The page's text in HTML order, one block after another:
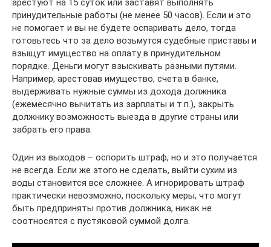
принудительные работы (не менее 50 часов). Если и это
не помогает и вы не будете оспаривать дело, тогда
готовьтесь что за дело возьмутся судебные приставы и
взыщут имущество на оплату в принудительном
порядке. Деньги могут взыскивать разными путями.
Например, арестовав имущество, счета в банке,
выдерживать нужные суммы из дохода должника
(ежемесячно вычитать из зарплаты и т.п.), закрыть
должнику возможность выезда в другие страны или
забрать его права.
Один из выходов – оспорить штраф, но и это получается
не всегда. Если же этого не сделать, выйти сухим из
воды становится все сложнее. А игнорировать штраф
практически невозможно, поскольку меры, что могут
быть предприняты против должника, никак не
соотносятся с пустяковой суммой долга.